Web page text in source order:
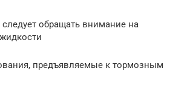
обращать внимание на
предъявляемые к тормозным